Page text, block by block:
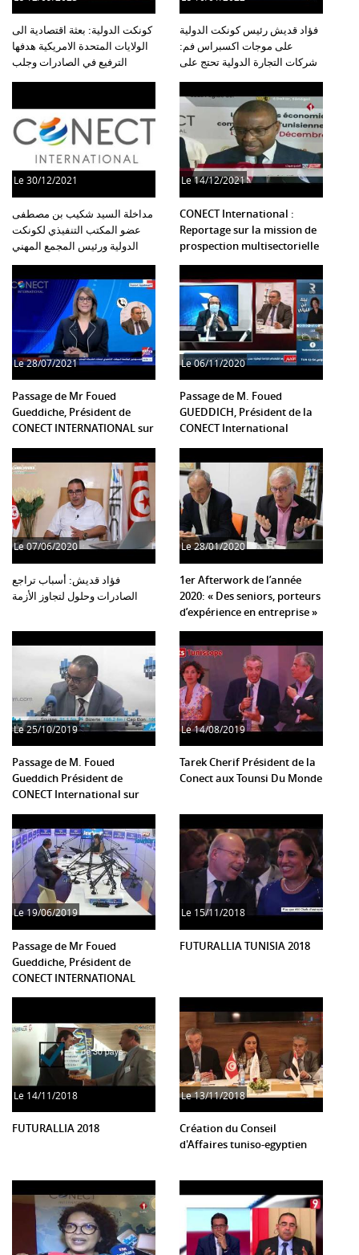
كونكت الدولية: بعثة اقتصادية الى
الولايات المتحدة الامريكية هدفها
الترفيع في الصادرات وجلب
فؤاد قديش رئيس كونكت الدولية
على موجات اكسبراس فم:
شركات التجارة الدولية تحتج على
مداخلة السيد شكيب بن مصطفى
عضو المكتب التنفيذي لكونكت
الدولية ورئيس المجمع المهني
Le30/12/2021
CONECT International :
Reportage sur la mission de
prospection multisectorielle
Le14/12/2021
Passage de Mr Foued
Gueddiche, Président de
CONECT INTERNATIONAL sur
Le28/07/2021
Passage de M. Foued
GUEDDICH, Président de la
CONECT International
Le06/11/2020
فؤاد قديش: أسباب تراجع
الصادرات وحلول لتجاوز الأزمة
Le07/06/2020
1er Afterwork de l’année
2020: « Des seniors, porteurs
d’expérience en entreprise »
Le28/01/2020
Passage de M. Foued
Gueddich Président de
CONECT International sur
Le25/10/2019
Tarek Cherif Président de la
Conect aux Tounsi Du Monde
Le14/08/2019
Passage de Mr Foued
Gueddiche, Président de
CONECT INTERNATIONAL
Le19/06/2019
FUTURALLIA TUNISIA 2018
Le 15/11/2018
FUTURALLIA 2018
Le 14/11/2018
Création du Conseil
d'Affaires tuniso-egyptien
Le13/11/2018